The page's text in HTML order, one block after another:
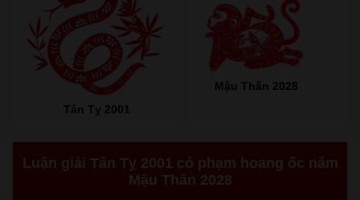
Tân Tỵ 2001
Mậu Thân 2028
Luận giải Tân Tỵ 2001 có phạm hoang ốc năm
Mậu Thân 2028